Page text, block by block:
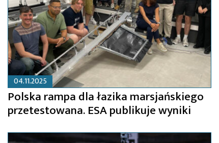
04.11.2025
Polska rampa dla łazika marsjańskiego
przetestowana. ESA publikuje wyniki